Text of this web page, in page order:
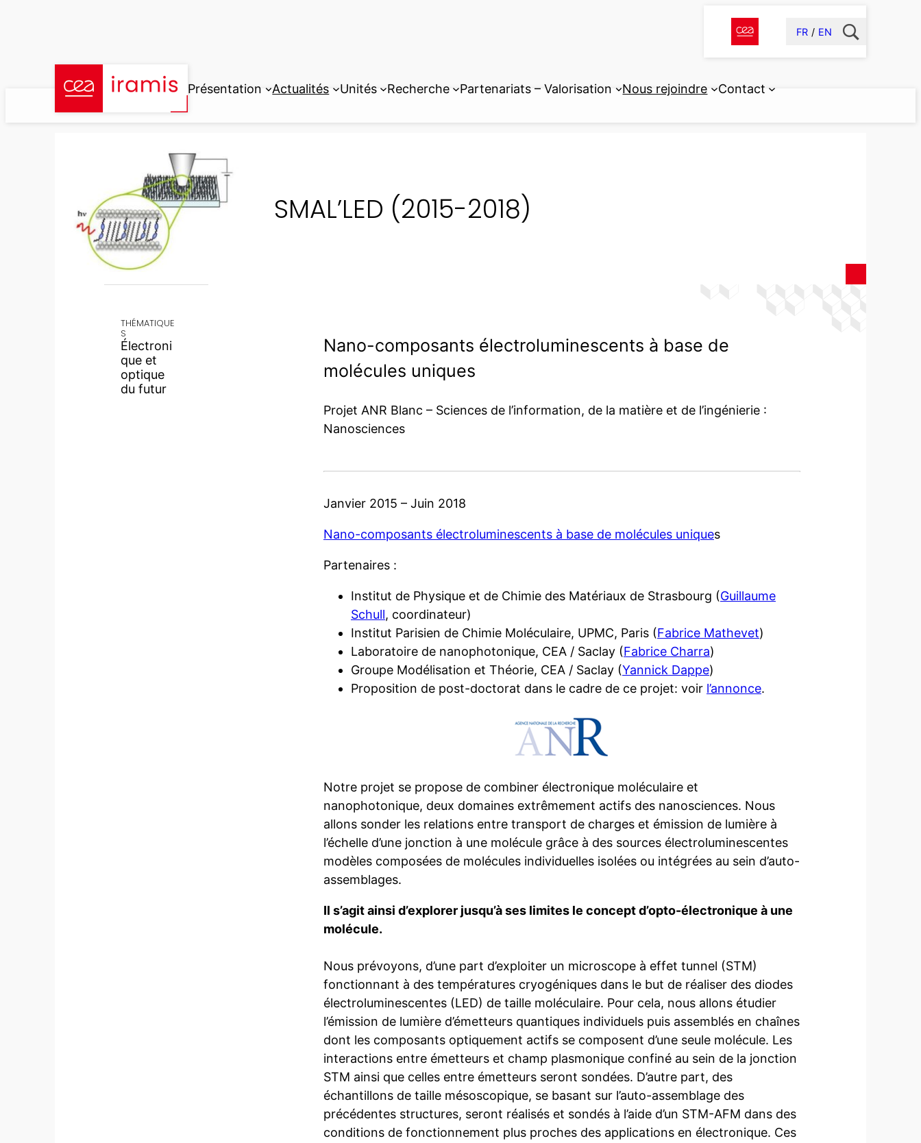
FR EN
Présentation Actualités Unités Recherche Partenariats – Valorisation Nous rejoindre Contact
SMAL’LED (2015-2018)
THÉMATIQUE
S
Électroni
que et
optique
du futur
Nano-composants électroluminescents à base de
molécules uniques
Projet ANR Blanc – Sciences de l’information, de la matière et de l’ingénierie :
Nanosciences
Janvier 2015 – Juin 2018
Nano-composants électroluminescents à base de molécules uniques
Partenaires :
Institut de Physique et de Chimie des Matériaux de Strasbourg (Guillaume
Schull, coordinateur)
Institut Parisien de Chimie Moléculaire, UPMC, Paris (Fabrice Mathevet)
Laboratoire de nanophotonique, CEA / Saclay (Fabrice Charra)
Groupe Modélisation et Théorie, CEA / Saclay (Yannick Dappe)
Proposition de post-doctorat dans le cadre de ce projet: voir l’annonce.
Notre projet se propose de combiner électronique moléculaire et
nanophotonique, deux domaines extrêmement actifs des nanosciences. Nous
allons sonder les relations entre transport de charges et émission de lumière à
l’échelle d’une jonction à une molécule grâce à des sources électroluminescentes
modèles composées de molécules individuelles isolées ou intégrées au sein d’auto-
assemblages.
Il s’agit ainsi d’explorer jusqu’à ses limites le concept d’opto-électronique à une
molécule.
Nous prévoyons, d’une part d’exploiter un microscope à effet tunnel (STM)
fonctionnant à des températures cryogéniques dans le but de réaliser des diodes
électroluminescentes (LED) de taille moléculaire. Pour cela, nous allons étudier
l’émission de lumière d’émetteurs quantiques individuels puis assemblés en chaînes
dont les composants optiquement actifs se composent d’une seule molécule. Les
interactions entre émetteurs et champ plasmonique confiné au sein de la jonction
STM ainsi que celles entre émetteurs seront sondées. D’autre part, des
échantillons de taille mésoscopique, se basant sur l’auto-assemblage des
précédentes structures, seront réalisés et sondés à l’aide d’un STM-AFM dans des
conditions de fonctionnement plus proches des applications en électronique. Ces